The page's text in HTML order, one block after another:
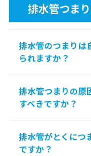
排水管つま
排水管のつまりは
られますか？
排水管つまりの原
すべきですか？
排水管がとくにつ
ですか？